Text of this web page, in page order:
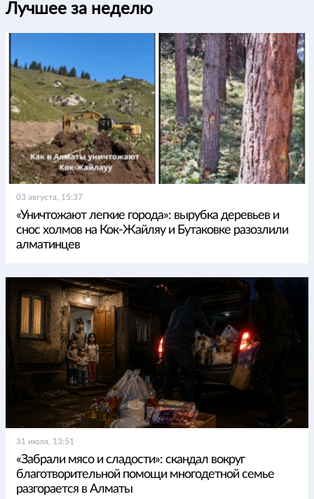
Лучшее за неделю
03 августа, 15:37
«Уничтожают легкие города»: вырубка деревьев и
снос холмов на Кок-Жайляу и Бутаковке разозлили
алматинцев
31 июля, 13:51
«Забрали мясо и сладости»: скандал вокруг
благотворительной помощи многодетной семье
разгорается в Алматы